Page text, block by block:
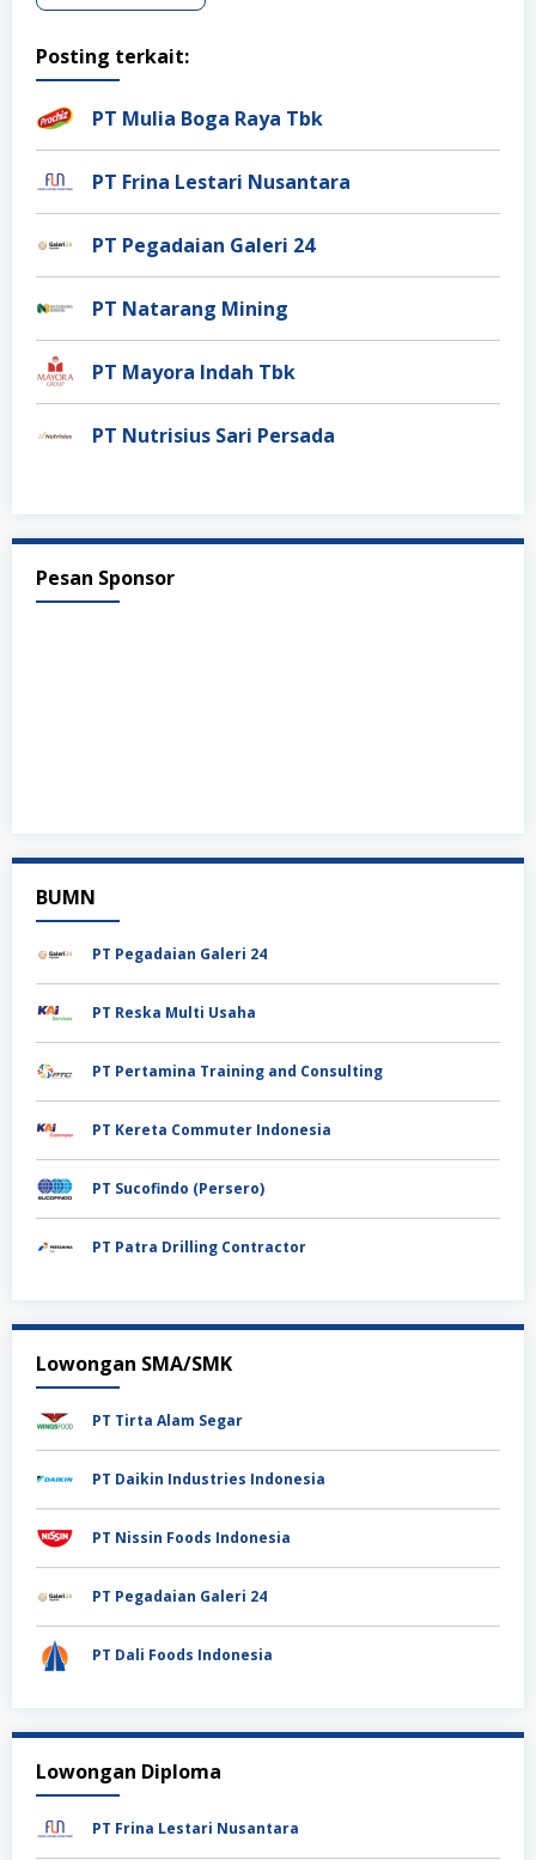
Posting terkait:
PT Mulia Boga Raya Tbk
PT Frina Lestari Nusantara
PT Pegadaian Galeri 24
PT Natarang Mining
PT Mayora Indah Tbk
PT Nutrisius Sari Persada
Pesan Sponsor
BUMN
PT Pegadaian Galeri 24
PT Reska Multi Usaha
PT Pertamina Training and Consulting
PT Kereta Commuter Indonesia
PT Sucofindo (Persero)
PT Patra Drilling Contractor
Lowongan SMA/SMK
PT Tirta Alam Segar
PT Daikin Industries Indonesia
PT Nissin Foods Indonesia
PT Pegadaian Galeri 24
PT Dali Foods Indonesia
Lowongan Diploma
PT Frina Lestari Nusantara